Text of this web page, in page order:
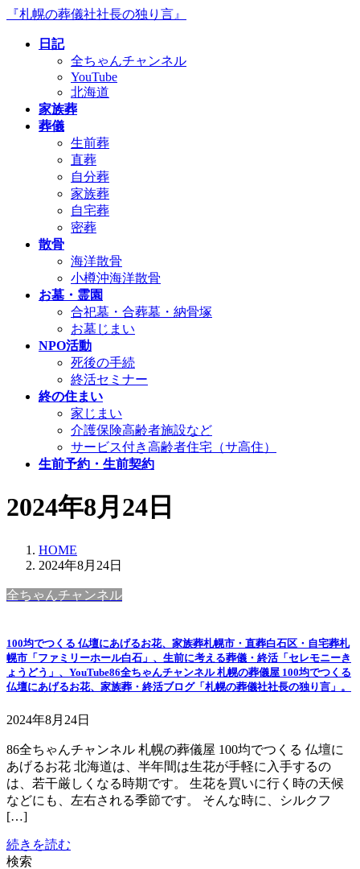
コ
ナ
『札幌の葬儀社社長の独り言』
日記
全ちゃんチャンネル
YouTube
北海道
家族葬
葬儀
生前葬
直葬
自分葬
家族葬
自宅葬
密葬
散骨
海洋散骨
小樽沖海洋散骨
お墓・霊園
合祀墓・合葬墓・納骨塚
お墓じまい
NPO活動
死後の手続
終活セミナー
終の住まい
家じまい
介護保険高齢者施設など
サービス付き高齢者住宅（サ高住）
生前予約・生前契約
2024年8月24日
HOME
2024年8月24日
全ちゃんチャンネル
100均でつくる 仏壇にあげるお花、家族葬札幌市・直葬白石区・自宅葬札
幌市「ファミリーホール白石」、生前に考える葬儀・終活「セレモニーき
ょうどう」、YouTube86全ちゃんチャンネル 札幌の葬儀屋 100均でつくる
仏壇にあげるお花、家族葬・終活ブログ「札幌の葬儀社社長の独り言」。
2024年8月24日
86全ちゃんチャンネル 札幌の葬儀屋 100均でつくる 仏壇に
あげるお花 北海道は、半年間は生花が手軽に入手するの
は、若干厳しくなる時期です。 生花を買いに行く時の天候
などにも、左右される季節です。 そんな時に、シルクフ
[…]
続きを読む
検索